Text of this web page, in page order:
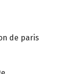
de paris